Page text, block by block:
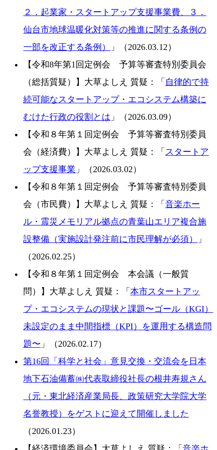
２．起業家・スタートアップ支援事業費、３．
仙台市地球温暖化対策等の推進に関する条例の
一部を改正する条例）
」（2026.03.12）
【令和8年第1回定例会 予算等審査特別委員会
（総括質疑）】大草よしえ 質疑：「 自律的で持
続可能なスタートアップ・エコシステム構築に
むけた行政の役割とは 」（2026.03.09）
【令和８年第１回定例会 予算等審査特別委員
会（経済費）】大草よしえ 質疑：「 スタートア
ップ支援事業 」（2026.03.02）
【令和８年第１回定例会 予算等審査特別委員
会（市民費）】大草よしえ 質疑：「 音楽ホー
ル・震災メモリアル拠点の青葉山エリア複合施
設整備（実施設計発注前に市民理解が必須）
」
（2026.02.25）
【令和８年第１回定例会 本会議（一般質
問）】大草よしえ 質疑：「 本市スタートアッ
プ・エコシステムの現状と課題〜ゴール（KGI）
未設定のまま中間指標（KPI）を運用する構造問
題〜 」（2026.02.17）
第16回「科学と社会」意見交換・交流会を日本
地下石油備蓄㈱代表取締役社長の根井寿規さん
（元・東北経済産業局長、政策研究大学院大学
名誉教授）をゲストに迎えて開催しました
（2026.01.23）